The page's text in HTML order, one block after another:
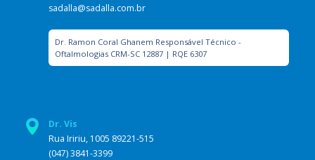
sadalla@sadalla.com.br
Dr. Ramon Coral Ghanem Responsável Técnico -
Oftalmologias CRM-SC 12887 | RQE 6307
Dr. Vis
Rua Iririu, 1005 89221-515
(047) 3841-3399